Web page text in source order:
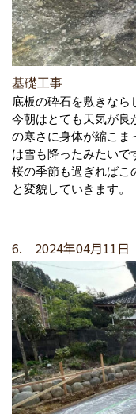
基礎工事
底板の砕石を敷きなら
今朝はとても天気が
の寒さに身体が縮こま
は雪も降ったみたいで
桜の季節も過ぎればこ
と変貌していきます。
6. 2024年04月11日